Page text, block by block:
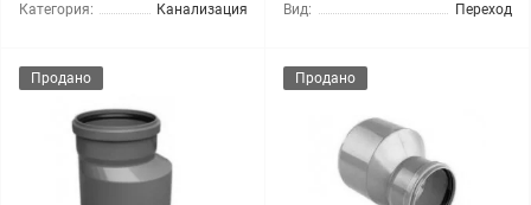
Категория:
Канализация
Вид:
Переход
Продано Продано